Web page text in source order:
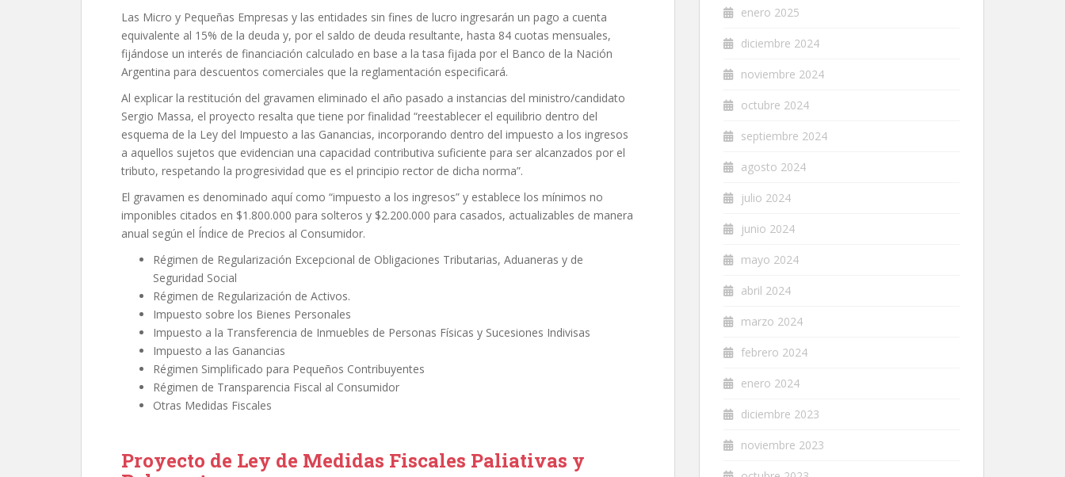
Las Micro y Pequeñas Empresas y las entidades sin fines de lucro ingresarán un pago a cuenta
equivalente al 15% de la deuda y, por el saldo de deuda resultante, hasta 84 cuotas mensuales,
fijándose un interés de financiación calculado en base a la tasa fijada por el Banco de la Nación
Argentina para descuentos comerciales que la reglamentación especificará.
Al explicar la restitución del gravamen eliminado el año pasado a instancias del ministro/candidato
Sergio Massa, el proyecto resalta que tiene por finalidad “reestablecer el equilibrio dentro del
esquema de la Ley del Impuesto a las Ganancias, incorporando dentro del impuesto a los ingresos
a aquellos sujetos que evidencian una capacidad contributiva suficiente para ser alcanzados por el
tributo, respetando la progresividad que es el principio rector de dicha norma”.
El gravamen es denominado aquí como “impuesto a los ingresos” y establece los mínimos no
imponibles citados en $1.800.000 para solteros y $2.200.000 para casados, actualizables de manera
anual según el Índice de Precios al Consumidor.
Régimen de Regularización Excepcional de Obligaciones Tributarias, Aduaneras y de
Seguridad Social
Régimen de Regularización de Activos.
Impuesto sobre los Bienes Personales
Impuesto a la Transferencia de Inmuebles de Personas Físicas y Sucesiones Indivisas
Impuesto a las Ganancias
Régimen Simplificado para Pequeños Contribuyentes
Régimen de Transparencia Fiscal al Consumidor
Otras Medidas Fiscales
Proyecto de Ley de Medidas Fiscales Paliativas y
enero 2025
diciembre 2024
noviembre 2024
octubre 2024
septiembre 2024
agosto 2024
julio 2024
junio 2024
mayo 2024
abril 2024
marzo 2024
febrero 2024
enero 2024
diciembre 2023
noviembre 2023